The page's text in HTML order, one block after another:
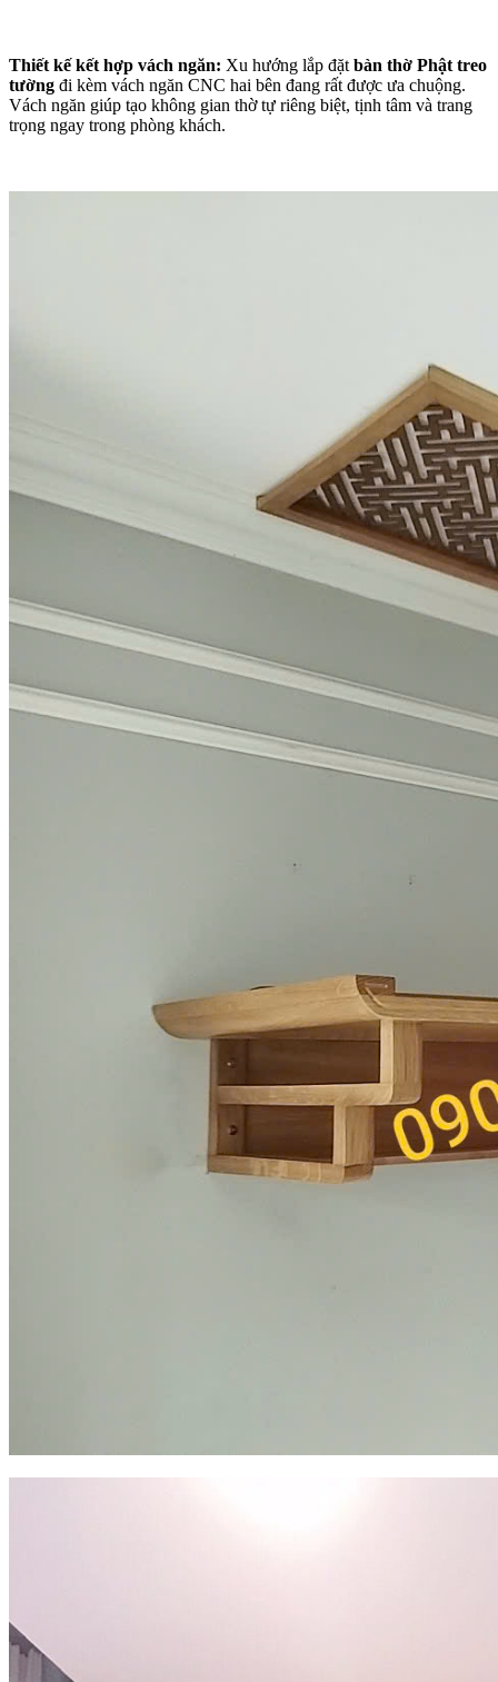
Thiết kế kết hợp vách ngăn: Xu hướng lắp đặt bàn thờ Phật treo
tường đi kèm vách ngăn CNC hai bên đang rất được ưa chuộng.
Vách ngăn giúp tạo không gian thờ tự riêng biệt, tịnh tâm và trang
trọng ngay trong phòng khách.